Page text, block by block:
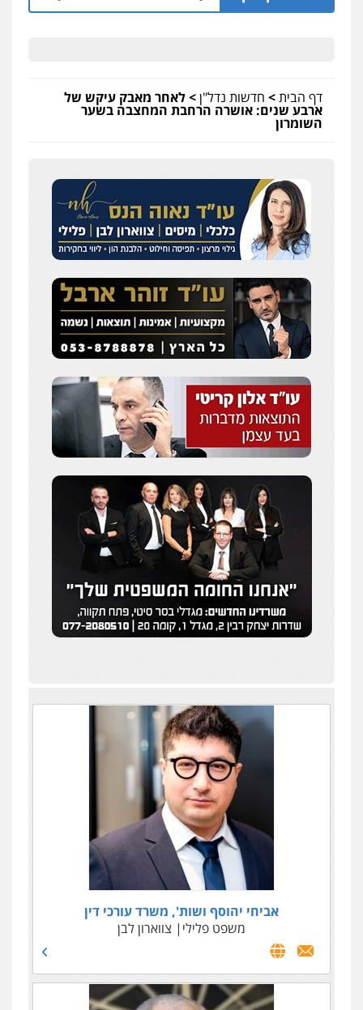
דף הבית> חדשות נדל"ן>לאחר מאבק עיקש של
ארבע שנים: אושרה הרחבת המחצבה בשער
השומרון
אביחי יהוסף ושות', משרד עורכי דין
משפט פלילי
צווארון לבן
עו"ד ד"ר אבי שקד
עבירות כלכליות
הלבנת הון חילוטים
פליליות